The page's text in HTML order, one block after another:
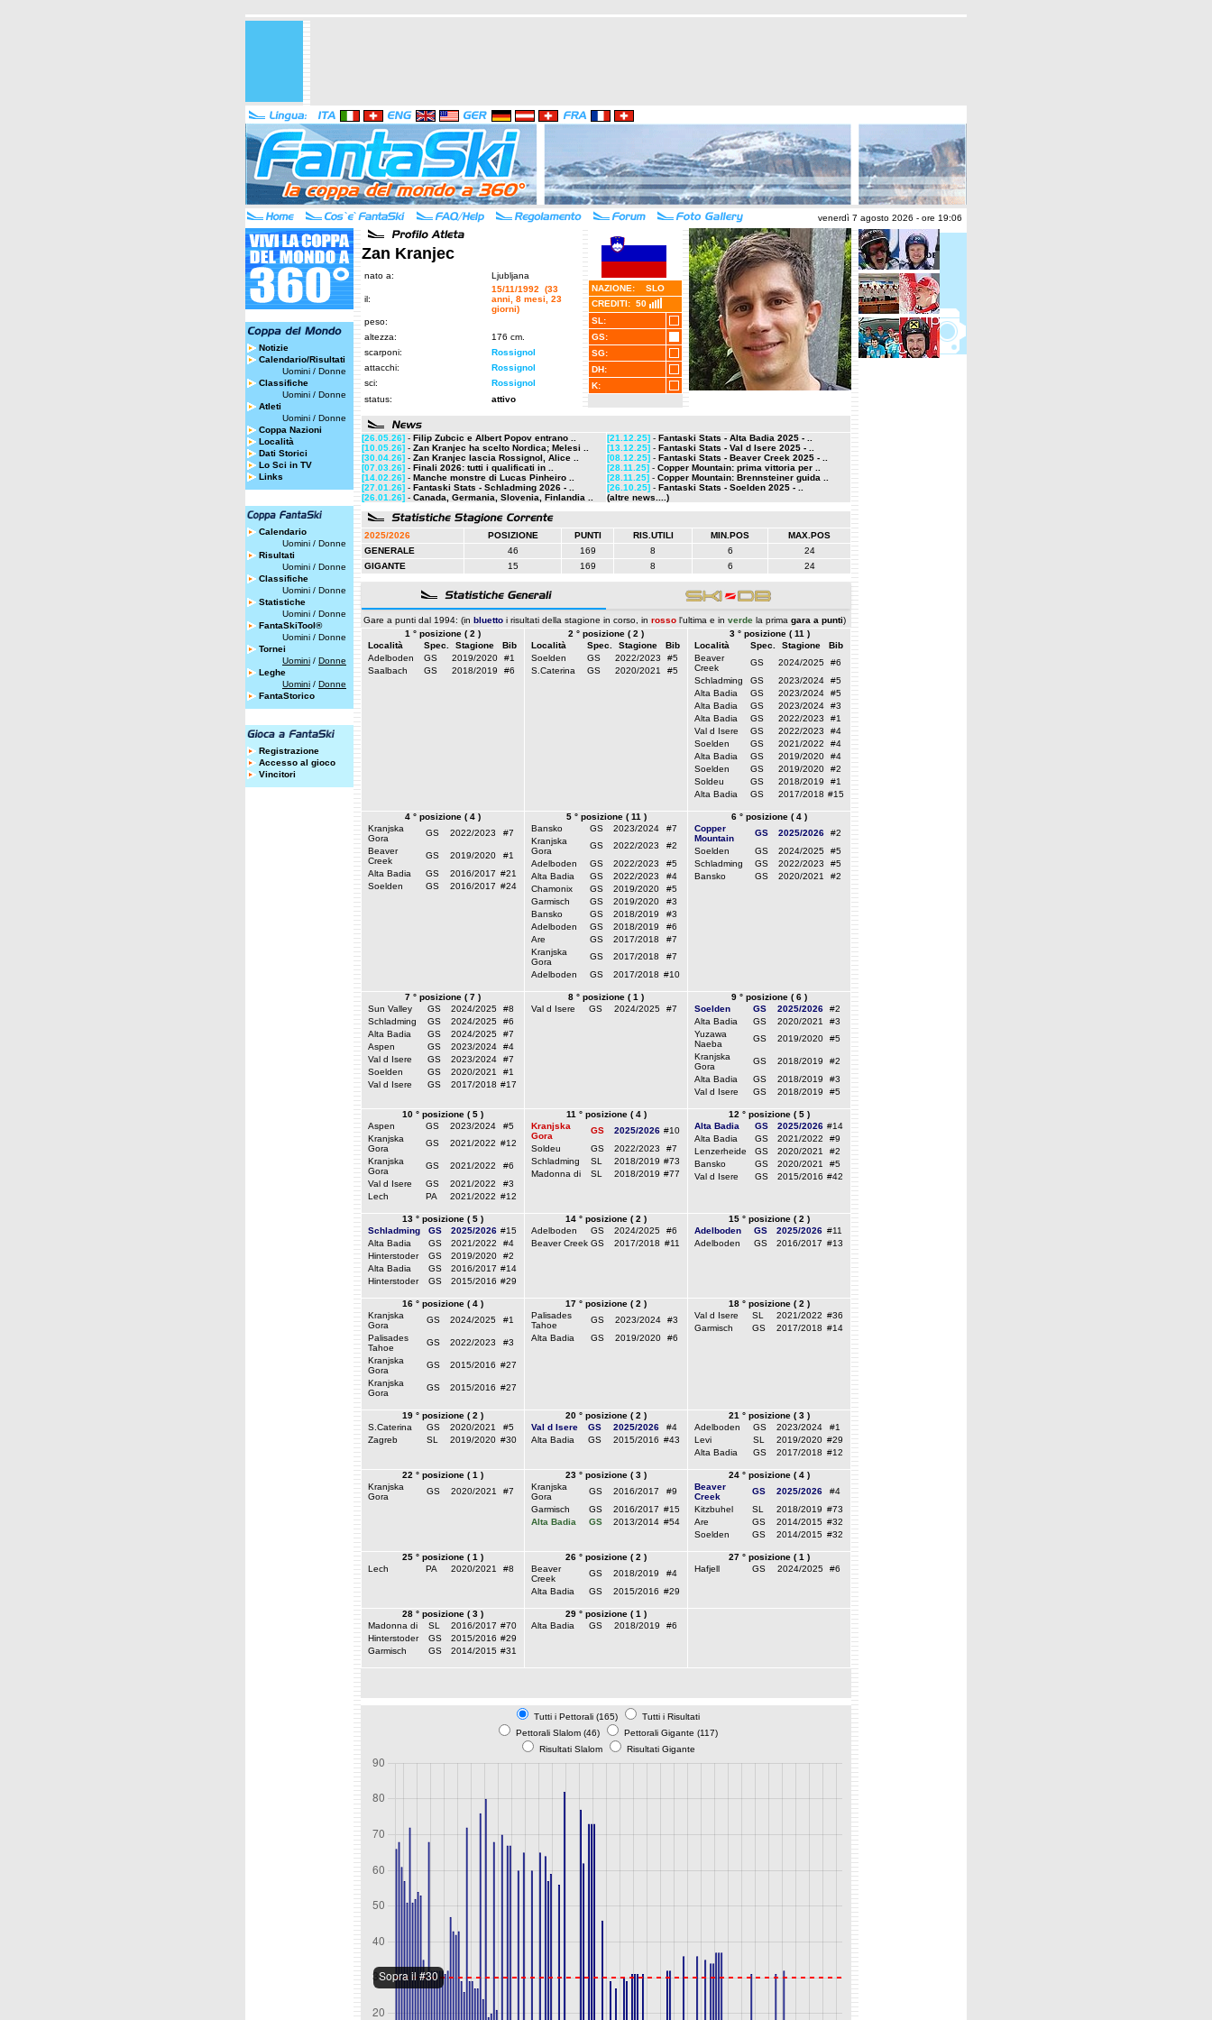
venerdì 7 agosto 2026 - ore 19:06
Notizie
Calendario/Risultati
Uomini / Donne
Classifiche
Uomini / Donne
Atleti
Uomini / Donne
Coppa Nazioni
Località
Dati Storici
Lo Sci in TV
Links
Calendario
Uomini / Donne
Risultati
Uomini / Donne
Classifiche
Uomini / Donne
Statistiche
Uomini / Donne
FantaSkiTool®
Uomini / Donne
Tornei
Uomini / Donne
Leghe
Uomini / Donne
FantaStorico
Registrazione
Accesso al gioco
Vincitori
Zan Kranjec
nato a: Ljubljana
il:
15/11/1992 (33
anni, 8 mesi, 23
giorni)
peso:
altezza:
176 cm.
scarponi:
Rossignol
attacchi:
Rossignol
sci:
Rossignol
status:
attivo
NAZIONE: SLO
CREDITI: 50
SL:
GS:
SG:
DH:
K:
[26.05.26] - Filip Zubcic e Albert Popov entrano ..
[10.05.26] - Zan Kranjec ha scelto Nordica; Melesi ..
[30.04.26] - Zan Kranjec lascia Rossignol, Alice ..
[07.03.26] - Finali 2026: tutti i qualificati in ..
[14.02.26] - Manche monstre di Lucas Pinheiro ..
[27.01.26] - Fantaski Stats - Schladming 2026 - ..
[26.01.26] - Canada, Germania, Slovenia, Finlandia ..
[21.12.25] - Fantaski Stats - Alta Badia 2025 - ..
[13.12.25] - Fantaski Stats - Val d Isere 2025 - ..
[08.12.25] - Fantaski Stats - Beaver Creek 2025 - ..
[28.11.25] - Copper Mountain: prima vittoria per ..
[28.11.25] - Copper Mountain: Brennsteiner guida ..
[26.10.25] - Fantaski Stats - Soelden 2025 - ..
(altre news....)
2025/2026 POSIZIONE PUNTI RIS.UTILI MIN.POS
MAX.POS
GENERALE
46 169 8 6
24
GIGANTE
15 169 8 6 24
Gare a punti dal 1994: (in bluetto i risultati della stagione in corso, in rosso l'ultima e in verde la prima gara a punti)
1 ° posizione ( 2 )
Località
Spec. Stagione
Bib
Adelboden
GS 2019/2020
#1
Saalbach
GS 2018/2019 #6
2 ° posizione ( 2 )
Località
Spec. Stagione
Bib
Soelden
GS 2022/2023
#5
S.Caterina
GS 2020/2021 #5
3 ° posizione ( 11 )
Località
Spec. Stagione
Bib
Beaver
Creek
GS 2024/2025
#6
Schladming
GS 2023/2024
#5
Alta Badia
GS 2023/2024
#5
Alta Badia
GS 2023/2024
#3
Alta Badia
GS 2022/2023
#1
Val d Isere
GS 2022/2023
#4
Soelden
GS 2021/2022
#4
Alta Badia
GS 2019/2020
#4
Soelden
GS 2019/2020
#2
Soldeu
GS 2018/2019
#1
Alta Badia
GS 2017/2018 #15
4 ° posizione ( 4 )
Kranjska
Gora
GS 2022/2023
#7
Beaver
Creek
GS 2019/2020
#1
Alta Badia
GS 2016/2017 #21
Soelden
GS 2016/2017 #24
5 ° posizione ( 11 )
Bansko
GS 2023/2024
#7
Kranjska
Gora
GS 2022/2023
#2
Adelboden
GS 2022/2023
#5
Alta Badia
GS 2022/2023
#4
Chamonix
GS 2019/2020
#5
Garmisch
GS 2019/2020
#3
Bansko
GS 2018/2019
#3
Adelboden
GS 2018/2019
#6
Are
GS 2017/2018
#7
Kranjska
Gora
GS 2017/2018
#7
Adelboden
GS 2017/2018 #10
6 ° posizione ( 4 )
Copper
Mountain
GS 2025/2026
#2
Soelden
GS 2024/2025
#5
Schladming
GS 2022/2023
#5
Bansko
GS 2020/2021 #2
7 ° posizione ( 7 )
Sun Valley
GS 2024/2025
#8
Schladming
GS 2024/2025
#6
Alta Badia
GS 2024/2025
#7
Aspen
GS 2023/2024
#4
Val d Isere
GS 2023/2024
#7
Soelden
GS 2020/2021
#1
Val d Isere
GS 2017/2018 #17
8 ° posizione ( 1 )
Val d Isere
GS 2024/2025 #7
9 ° posizione ( 6 )
Soelden
GS 2025/2026
#2
Alta Badia
GS 2020/2021
#3
Yuzawa
Naeba
GS 2019/2020
#5
Kranjska
Gora
GS 2018/2019
#2
Alta Badia
GS 2018/2019
#3
Val d Isere
GS 2018/2019 #5
10 ° posizione ( 5 )
Aspen
GS 2023/2024
#5
Kranjska
Gora
GS 2021/2022 #12
Kranjska
Gora
GS 2021/2022
#6
Val d Isere
GS 2021/2022
#3
Lech
PA 2021/2022 #12
11 ° posizione ( 4 )
Kranjska
Gora
GS 2025/2026 #10
Soldeu
GS 2022/2023
#7
Schladming
SL 2018/2019 #73
Madonna di
SL 2018/2019 #77
12 ° posizione ( 5 )
Alta Badia
GS 2025/2026 #14
Alta Badia
GS 2021/2022
#9
Lenzerheide
GS 2020/2021
#2
Bansko
GS 2020/2021
#5
Val d Isere
GS 2015/2016 #42
13 ° posizione ( 5 )
Schladming
GS 2025/2026 #15
Alta Badia
GS 2021/2022
#4
Hinterstoder
GS 2019/2020
#2
Alta Badia
GS 2016/2017 #14
Hinterstoder
GS 2015/2016 #29
14 ° posizione ( 2 )
Adelboden
GS 2024/2025
#6
Beaver Creek GS 2017/2018 #11
15 ° posizione ( 2 )
Adelboden
GS 2025/2026 #11
Adelboden
GS 2016/2017 #13
16 ° posizione ( 4 )
Kranjska
Gora
GS 2024/2025
#1
Palisades
Tahoe
GS 2022/2023
#3
Kranjska
Gora
GS 2015/2016 #27
Kranjska
Gora
GS 2015/2016 #27
17 ° posizione ( 2 )
Palisades
Tahoe
GS 2023/2024
#3
Alta Badia
GS 2019/2020 #6
18 ° posizione ( 2 )
Val d Isere
SL 2021/2022 #36
Garmisch
GS 2017/2018 #14
19 ° posizione ( 2 )
S.Caterina
GS 2020/2021
#5
Zagreb
SL 2019/2020 #30
20 ° posizione ( 2 )
Val d Isere
GS 2025/2026
#4
Alta Badia
GS 2015/2016 #43
21 ° posizione ( 3 )
Adelboden
GS 2023/2024
#1
Levi
SL 2019/2020 #29
Alta Badia
GS 2017/2018 #12
22 ° posizione ( 1 )
Kranjska
Gora
GS 2020/2021 #7
23 ° posizione ( 3 )
Kranjska
Gora
GS 2016/2017
#9
Garmisch
GS 2016/2017 #15
Alta Badia
GS 2013/2014 #54
24 ° posizione ( 4 )
Beaver
Creek
GS 2025/2026
#4
Kitzbuhel
SL 2018/2019 #73
Are
GS 2014/2015 #32
Soelden
GS 2014/2015 #32
25 ° posizione ( 1 )
Lech
PA 2020/2021 #8
26 ° posizione ( 2 )
Beaver
Creek
GS 2018/2019
#4
Alta Badia
GS 2015/2016 #29
27 ° posizione ( 1 )
Hafjell
GS 2024/2025 #6
28 ° posizione ( 3 )
Madonna di
SL 2016/2017 #70
Hinterstoder
GS 2015/2016 #29
Garmisch
GS 2014/2015 #31
29 ° posizione ( 1 )
Alta Badia
GS 2018/2019 #6
Tutti i Pettorali (165)
Tutti i Risultati
Pettorali Slalom (46)
Pettorali Gigante (117)
Risultati Slalom
Risultati Gigante